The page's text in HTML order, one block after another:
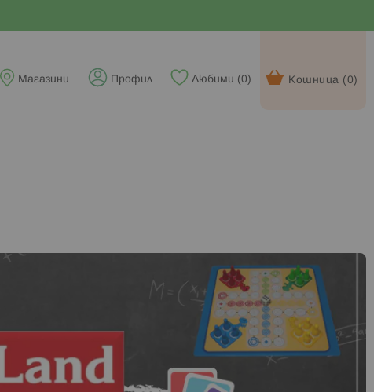
Кошница (0)
Любими (0)
Профил
Магазини